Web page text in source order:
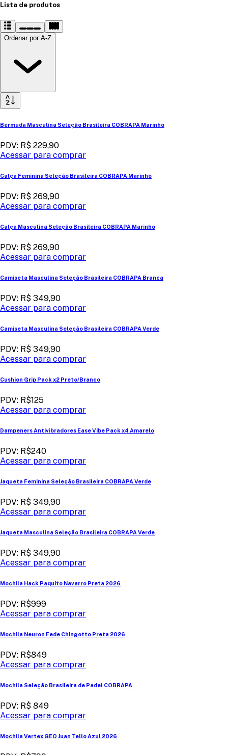
Lista de produtos
Ordenar por:A-Z
Bermuda Masculina Seleção Brasileira COBRAPA Marinho
PDV: R$ 229,90
Acessar para comprar
Calça Feminina Seleção Brasileira COBRAPA Marinho
PDV: R$ 269,90
Acessar para comprar
Calça Masculina Seleção Brasileira COBRAPA Marinho
PDV: R$ 269,90
Acessar para comprar
Camiseta Masculina Seleção Brasileira COBRAPA Branca
PDV: R$ 349,90
Acessar para comprar
Camiseta Masculina Seleção Brasileira COBRAPA Verde
PDV: R$ 349,90
Acessar para comprar
Cushion Grip Pack x2 Preto/Branco
PDV: R$125
Acessar para comprar
Dampeners Antivibradores Ease Vibe Pack x4 Amarelo
PDV: R$240
Acessar para comprar
Jaqueta Feminina Seleção Brasileira COBRAPA Verde
PDV: R$ 349,90
Acessar para comprar
Jaqueta Masculina Seleção Brasileira COBRAPA Verde
PDV: R$ 349,90
Acessar para comprar
Mochila Hack Paquito Navarro Preta 2026
PDV: R$999
Acessar para comprar
Mochila Neuron Fede Chingotto Preta 2026
PDV: R$849
Acessar para comprar
Mochila Seleção Brasileira de Padel COBRAPA
PDV: R$ 849
Acessar para comprar
Mochila Vertex GEO Juan Tello Azul 2026